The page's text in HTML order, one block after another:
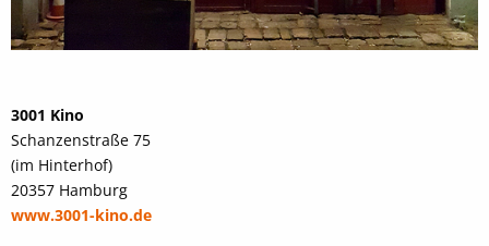
3001 Kino
Schanzenstraße 75
(im Hinterhof)
20357 Hamburg
www.3001-kino.de